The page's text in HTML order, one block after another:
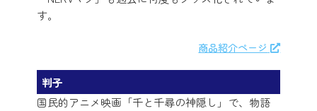
す。
商品紹介ページ
判子
国民的アニメ映画「千と千尋の神隠し」で、物語